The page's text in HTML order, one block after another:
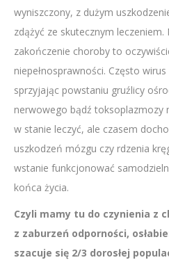
wyniszczony, z dużym
zdążyć ze skutecznym
zakończenie choroby to
niepełnosprawności. Często
sprzyjając powstaniu gruźlicy
nerwowego bądź toksoplazmozy
w stanie leczyć, ale czasem
uszkodzeń mózgu czy rdzenia
wstanie funkcjonować
końca życia.
Czyli mamy tu do czynienia z
z zaburzeń odporności,
szacuje się 2/3 dorosłej